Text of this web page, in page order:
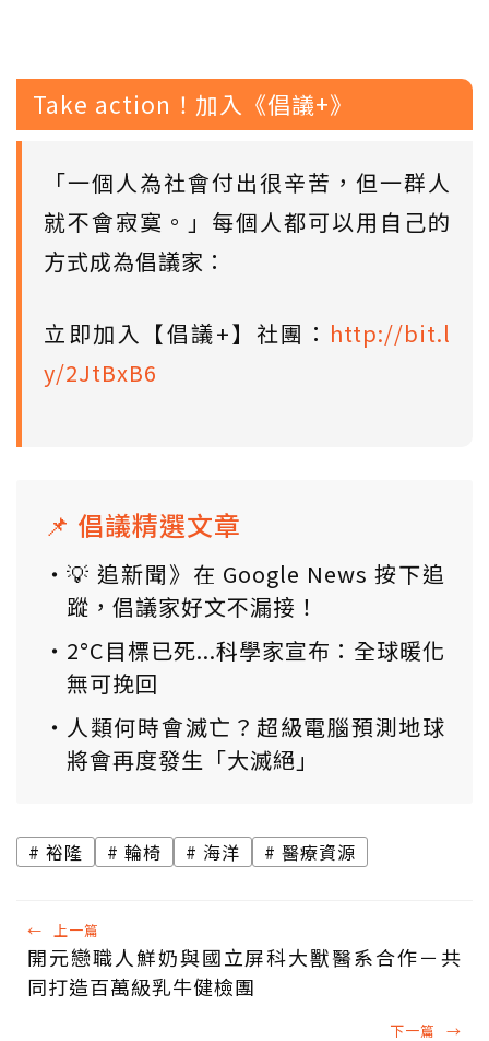
Take action！加入《倡議+》
「一個人為社會付出很辛苦，但一群人
就不會寂寞。」每個人都可以用自己的
方式成為倡議家：
立即加入【倡議+】社團： http://bit.l
y/2JtBxB6
📌 倡議精選文章
💡 追新聞》在 Google News 按下追
蹤，倡議家好文不漏接！
2°C目標已死...科學家宣布：全球暖化
無可挽回
人類何時會滅亡？超級電腦預測地球
將會再度發生「大滅絕」
裕隆 輪椅 海洋 醫療資源
← 上一篇
開元戀職人鮮奶與國立屏科大獸醫系合作－共
同打造百萬級乳牛健檢團
下一篇 →